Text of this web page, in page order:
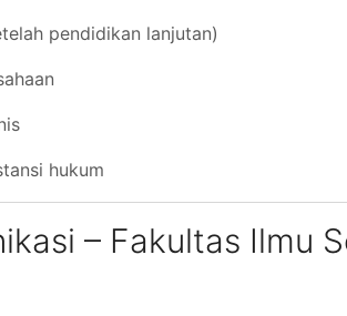
pendidikan lanjutan)
hukum
– Fakultas Ilmu